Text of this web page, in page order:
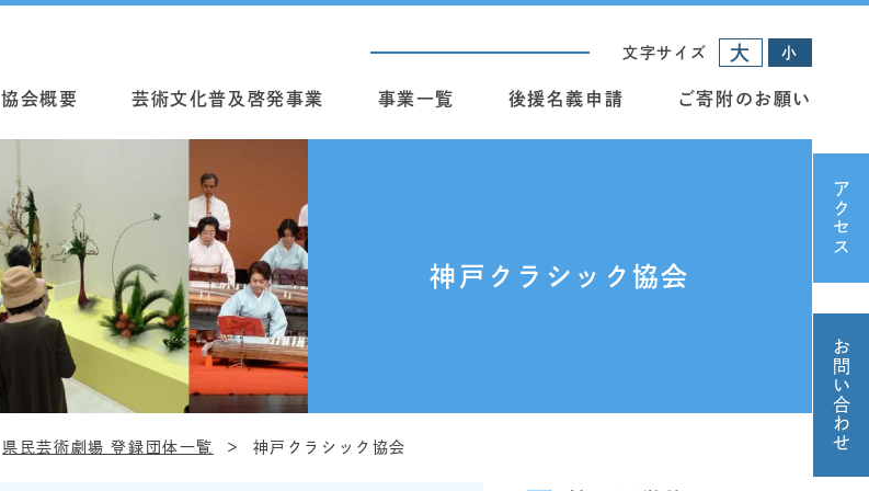
文字サイズ 大 小
協会概要 芸術文化普及啓発事業 事業一覧 後援名義申請 ご寄附のお願い
アクセス
お問い合わせ
神戸クラシック協会
県民芸術劇場 登録団体一覧 神戸クラシック協会